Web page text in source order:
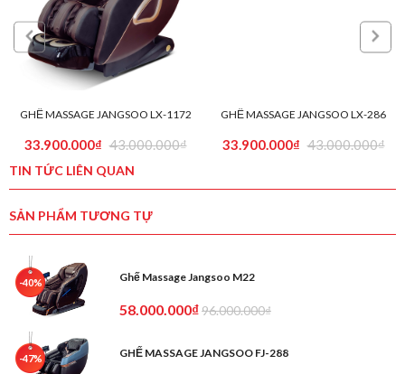
GHẾ MASSAGE JANGSOO LX-1172
33.900.000₫ 43.000.000₫
GHẾ MASSAGE JANGSOO LX-286
33.900.000₫ 43.000.000₫
TIN TỨC LIÊN QUAN
SẢN PHẨM TƯƠNG TỰ
-40% Ghế Massage Jangsoo M22
58.000.000₫96.000.000₫
-47% GHẾ MASSAGE JANGSOO FJ-288